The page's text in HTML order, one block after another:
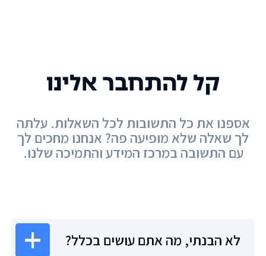
לא הבנתי, מה אתם עושים בכלל?
קל להתחבר אלינו
אספנו את כל התשובות לכל השאלות. עלתה
לך שאלה שלא מופיעה פה? אנחנו מחכים לך
עם התשובה במרכז המידע והתמיכה שלנו.